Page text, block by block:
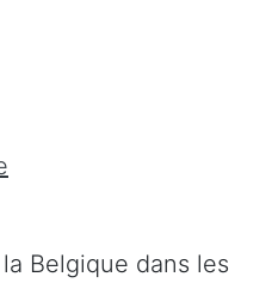
Belgique dans les